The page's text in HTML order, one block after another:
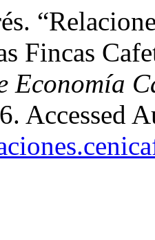
Fincas
Economía
Accessed